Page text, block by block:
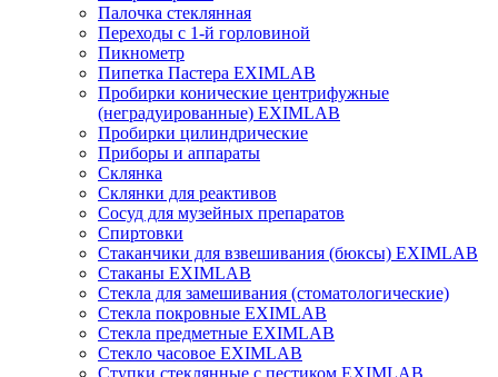
Палочка стеклянная
Переходы с 1-й горловиной
Пикнометр
Пипетка Пастера EXIMLAB
Пробирки конические центрифужные
(неградуированные) EXIMLAB
Пробирки цилиндрические
Приборы и аппараты
Склянка
Склянки для реактивов
Сосуд для музейных препаратов
Спиртовки
Стаканчики для взвешивания (бюксы) EXIMLAB
Стаканы EXIMLAB
Стекла для замешивания (стоматологические)
Стекла покровные EXIMLAB
Стекла предметные EXIMLAB
Стекло часовое EXIMLAB
Ступки стеклянные с пестиком EXIMLAB